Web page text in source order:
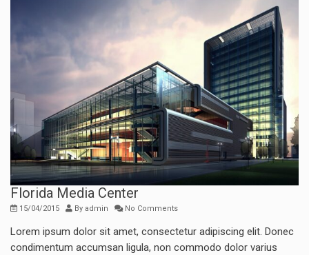
Florida Media Center
15/04/2015 By admin No Comments
Lorem ipsum dolor sit amet, consectetur adipiscing elit. Donec
condimentum accumsan ligula, non commodo dolor varius